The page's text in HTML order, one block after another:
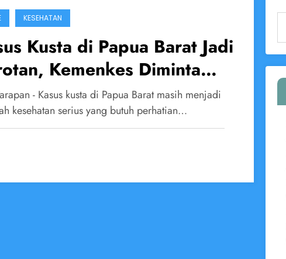
KESEHATAN
Kusta di Papua Barat Jadi
Kemenkes Diminta
Tim Investigasi
- Kasus kusta di Papua Barat masih menjadi
kesehatan serius yang butuh perhatian…